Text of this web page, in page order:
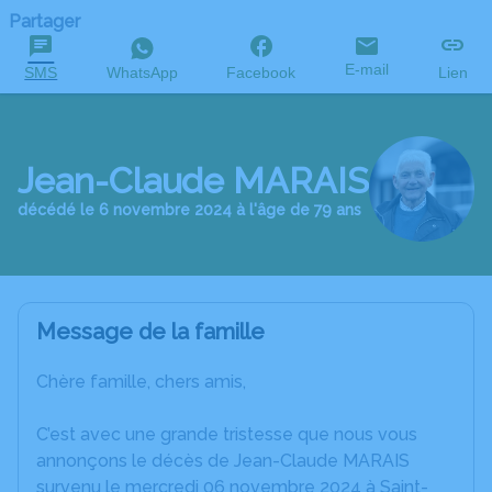
Partager
SMS WhatsApp Facebook E-mail Lien
Jean-Claude MARAIS
décédé le 6 novembre 2024 à l'âge de 79 ans
Message de la famille
Chère famille, chers amis,
C’est avec une grande tristesse que nous vous
annonçons le décès de Jean-Claude MARAIS
survenu le mercredi 06 novembre 2024 à Saint-